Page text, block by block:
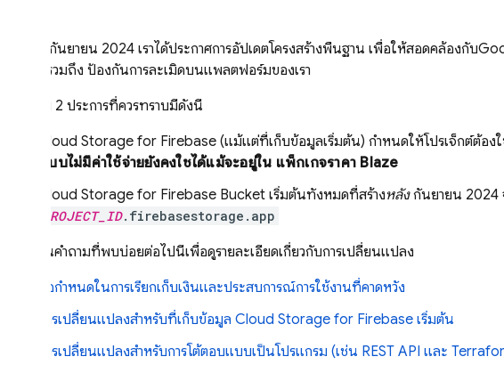
เดือนกันยายน 2024 เราได้ประกาศการอัปเดตโครงสร้างพื้นฐาน เพื่อให้สอดคล้องกับ
มากขึ้น รวมถึง ป้องกันการละเมิดบนแพลตฟอร์มของเรา
สิ่งสำคัญ 2 ประการที่ควรทราบมีดังนี้
Cloud Storage for Firebase (แม้แต่ที่เก็บข้อมูลเริ่มต้น) กำหนดให้โปรเจ็กต์ต้อง
แบบไม่มีค่าใช้จ่ายยังคงใช้ได้แม้จะอยู่ใน แพ็กเกจราคา Blaze
Cloud Storage for Firebase Bucket เริ่มต้นทั้งหมดที่สร้างหลัง กันยายน 2024
PROJECT_ID.firebasestorage.app
โปรดอ่านคำถามที่พบบ่อยต่อไปนี้เพื่อดูรายละเอียดเกี่ยวกับการเปลี่ยนแปลง
ข้อกำหนดในการเรียกเก็บเงินและประสบการณ์การใช้งานที่คาดหวัง
การเปลี่ยนแปลงสำหรับที่เก็บข้อมูล Cloud Storage for Firebase เริ่มต้น
การเปลี่ยนแปลงสำหรับการโต้ตอบแบบเป็นโปรแกรม (เช่น REST API และ